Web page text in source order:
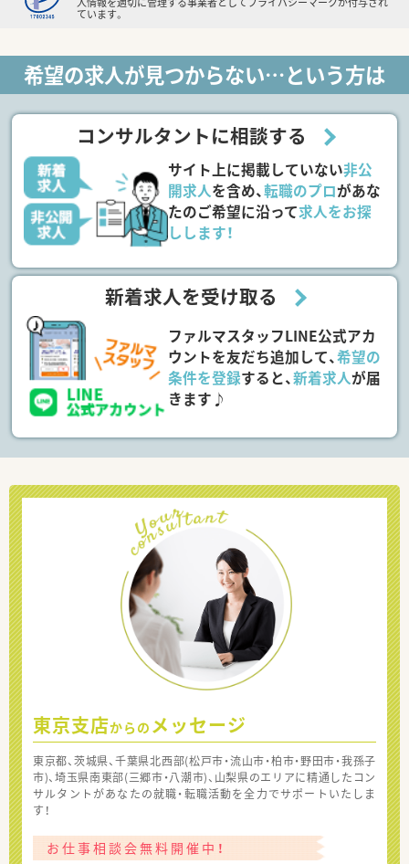
ています。
希望の求人が見つからない…という方は
コンサルタントに相談する
サイト上に掲載していない非公
開求人を含め、転職のプロがあな
たのご希望に沿って求人をお探
しします！
新着求人を受け取る
ファルマスタッフLINE公式アカ
ウントを友だち追加して、希望の
条件を登録すると、新着求人が届
きます♪
東京支店からの メッセージ
東京都、茨城県、千葉県北西部(松戸市・流山市・柏市・野田市・我孫子
市)、埼玉県南東部(三郷市・八潮市)、山梨県のエリアに精通したコン
サルタントがあなたの就職・転職活動を全力でサポートいたしま
す！
お仕事相談会無料開催中！